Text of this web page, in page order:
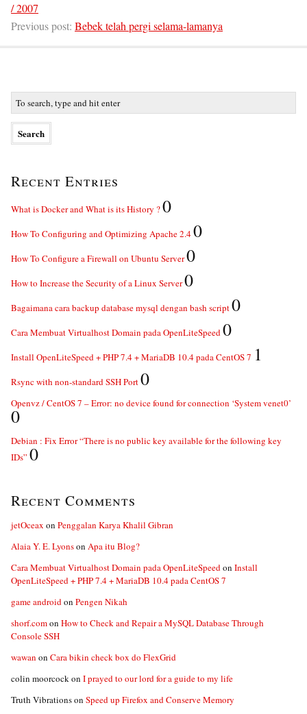
/ 2007
Previous post: Bebek telah pergi selama-lamanya
Recent Entries
What is Docker and What is its History ?0
How To Configuring and Optimizing Apache 2.40
How To Configure a Firewall on Ubuntu Server0
How to Increase the Security of a Linux Server0
Bagaimana cara backup database mysql dengan bash script0
Cara Membuat Virtualhost Domain pada OpenLiteSpeed0
Install OpenLiteSpeed + PHP 7.4 + MariaDB 10.4 pada CentOS 7 1
Rsync with non-standard SSH Port0
Openvz / CentOS 7 – Error: no device found for connection ‘System venet0’
0
Debian : Fix Error “There is no public key available for the following key
IDs” 0
Recent Comments
jetOceax on Penggalan Karya Khalil Gibran
Alaia Y. E. Lyonson Apa itu Blog?
Cara Membuat Virtualhost Domain pada OpenLiteSpeedon Install
OpenLiteSpeed + PHP 7.4 + MariaDB 10.4 pada CentOS 7
game androidon Pengen Nikah
shorf.comon How to Check and Repair a MySQL Database Through
Console SSH
wawan on Cara bikin check box do FlexGrid
colin moorcockon I prayed to our lord for a guide to my life
Truth Vibrationson Speed up Firefox and Conserve Memory